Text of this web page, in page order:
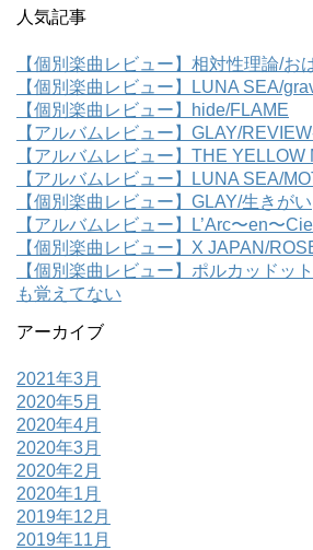
人気記事
【個別楽曲レビュー】相対性理論/お
【個別楽曲レビュー】LUNA SEA/
【個別楽曲レビュー】hide/FLAME
【アルバムレビュー】GLAY/
【アルバムレビュー】THE YELLOW
【アルバムレビュー】LUNA SEA/
【個別楽曲レビュー】GLAY/生きがい
【アルバムレビュー】L’Arc〜en〜
【個別楽曲レビュー】X JAPAN/
【個別楽曲レビュー】ポルカッドッ
も覚えてない
アーカイブ
2021年3月
2020年5月
2020年4月
2020年3月
2020年2月
2020年1月
2019年12月
2019年11月